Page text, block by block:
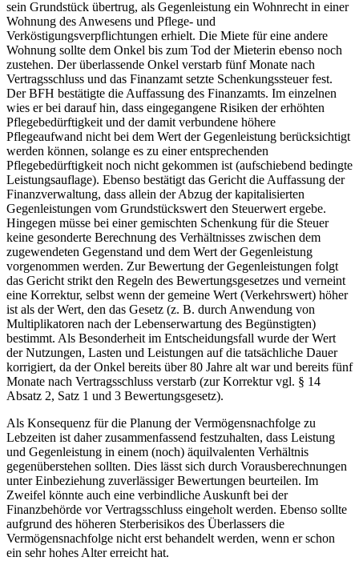
sein Grundstück übertrug, als Gegenleistung ein Wohnrecht in einer
Wohnung des Anwesens und Pflege- und
Verköstigungsverpflichtungen erhielt. Die Miete für eine andere
Wohnung sollte dem Onkel bis zum Tod der Mieterin ebenso noch
zustehen. Der überlassende Onkel verstarb fünf Monate nach
Vertragsschluss und das Finanzamt setzte Schenkungssteuer fest.
Der BFH bestätigte die Auffassung des Finanzamts. Im einzelnen
wies er bei darauf hin, dass eingegangene Risiken der erhöhten
Pflegebedürftigkeit und der damit verbundene höhere
Pflegeaufwand nicht bei dem Wert der Gegenleistung berücksichtigt
werden können, solange es zu einer entsprechenden
Pflegebedürftigkeit noch nicht gekommen ist (aufschiebend bedingte
Leistungsauflage). Ebenso bestätigt das Gericht die Auffassung der
Finanzverwaltung, dass allein der Abzug der kapitalisierten
Gegenleistungen vom Grundstückswert den Steuerwert ergebe.
Hingegen müsse bei einer gemischten Schenkung für die Steuer
keine gesonderte Berechnung des Verhältnisses zwischen dem
zugewendeten Gegenstand und dem Wert der Gegenleistung
vorgenommen werden. Zur Bewertung der Gegenleistungen folgt
das Gericht strikt den Regeln des Bewertungsgesetzes und verneint
eine Korrektur, selbst wenn der gemeine Wert (Verkehrswert) höher
ist als der Wert, den das Gesetz (z. B. durch Anwendung von
Multiplikatoren nach der Lebenserwartung des Begünstigten)
bestimmt. Als Besonderheit im Entscheidungsfall wurde der Wert
der Nutzungen, Lasten und Leistungen auf die tatsächliche Dauer
korrigiert, da der Onkel bereits über 80 Jahre alt war und bereits fünf
Monate nach Vertragsschluss verstarb (zur Korrektur vgl. § 14
Absatz 2, Satz 1 und 3 Bewertungsgesetz).
Als Konsequenz für die Planung der Vermögensnachfolge zu
Lebzeiten ist daher zusammenfassend festzuhalten, dass Leistung
und Gegenleistung in einem (noch) äquilvalenten Verhältnis
gegenüberstehen sollten. Dies lässt sich durch Vorausberechnungen
unter Einbeziehung zuverlässiger Bewertungen beurteilen. Im
Zweifel könnte auch eine verbindliche Auskunft bei der
Finanzbehörde vor Vertragsschluss eingeholt werden. Ebenso sollte
aufgrund des höheren Sterberisikos des Überlassers die
Vermögensnachfolge nicht erst behandelt werden, wenn er schon
ein sehr hohes Alter erreicht hat.